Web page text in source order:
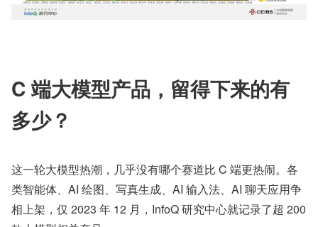
C 端大模型产品，留得下来的有
多少？
这一轮大模型热潮，几乎没有哪个赛道比 C 端更热闹。各
类智能体、AI 绘图、写真生成、AI 输入法、AI 聊天应用争
相上架，仅 2023 年 12 月，InfoQ 研究中心就记录了超 200